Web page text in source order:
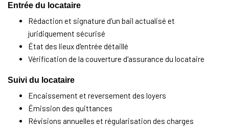
Entrée du locataire
Rédaction et signature d'un bail actualisé et
juridiquement sécurisé
État des lieux d'entrée détaillé
Vérification de la couverture d'assurance du locataire
Suivi du locataire
Encaissement et reversement des loyers
Émission des quittances
Révisions annuelles et régularisation des charges